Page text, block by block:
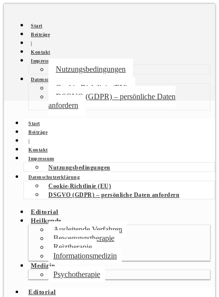
Start
Beiträge
|
Kontakt
Impressum
Nutzungsbedingungen
Datenschutzerklärung
Cookie-Richtlinie (EU)
DSGVO (GDPR) – persönliche Daten
anfordern
Start
Beiträge
|
Kontakt
Impressum
Nutzungsbedingungen
Datenschutzerklärung
Cookie-Richtlinie (EU)
DSGVO (GDPR) – persönliche Daten anfordern
Editorial
Heilkunde
Ausleitende Verfahren
Bewegungstherapie
Reiztherapie
Informationsmedizin
Medizin
Psychotherapie
Editorial